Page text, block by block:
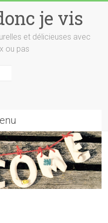
je vis
et délicieuses avec
ou pas